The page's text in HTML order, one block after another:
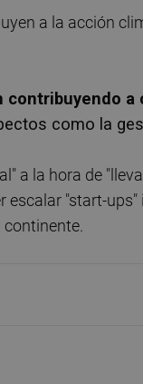
a la acción
a
como la
a la hora de
"start-
continente.